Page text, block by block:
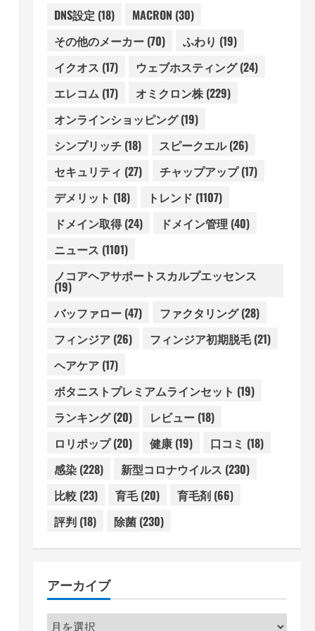
DNS設定 (18) MACRON (30)
その他のメーカー(70) ふわり (19)
イクオス (17) ウェブホスティング(24)
エレコム(17) オミクロン株(229)
オンラインショッピング(19)
シンプリッチ(18) スピークエル(26)
セキュリティ (27) チャップアップ(17)
デメリット (18) トレンド (1107)
ドメイン取得(24) ドメイン管理 (40)
ニュース (1101)
ノコアヘアサポートスカルプエッセンス
(19)
バッファロー(47) ファクタリング(28)
フィンジア(26) フィンジア初期脱毛(21)
ヘアケア(17)
ボタニストプレミアムラインセット (19)
ランキング(20) レビュー(18)
ロリポップ(20) 健康(19) 口コミ (18)
感染(228) 新型コロナウイルス (230)
比較(23) 育毛(20) 育毛剤(66)
評判(18) 除菌(230)
アーカイブ
ア